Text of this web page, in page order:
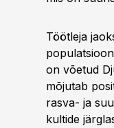
Töötleja
on võetud
mõjutab
rasva- ja
kultide